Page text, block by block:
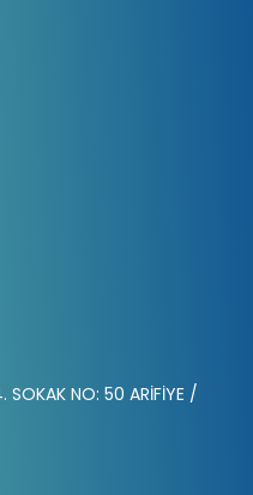
SOKAK NO: 50 ARİFİYE /